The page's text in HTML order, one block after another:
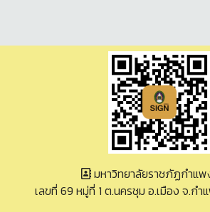
มหาวิทยาลัยราชภัฏกำแพ
เลขที่ 69 หมู่ที่ 1 ต.นครชุม อ.เมือง จ.ก